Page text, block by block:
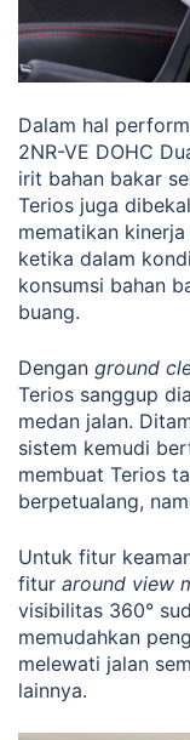
Dalam hal
2NR-VE DOHC
irit bahan bakar
Terios juga
mematikan
ketika dalam
konsumsi bahan
buang.
Dengan ground
Terios sanggup
medan jalan.
sistem kemudi
membuat Terios
berpetualang,
Untuk fitur
fitur around view
visibilitas 360°
memudahkan
melewati jalan
lainnya.